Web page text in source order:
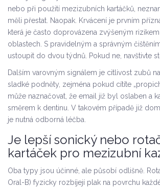
nebo při použití mezizubních kartáčků,
měli přestat. Naopak. Krvácení je prvním
která je často doprovázena zvýšeným
oblastech. S pravidelným a správným
ustoupit do dvou týdnů. Pokud ne, navštivte
Dalším varovným signálem je citlivost zubů
sladké podněty, zejména pokud cítíte
může naznačovat, že email již byl oslaben a
směrem k dentinu. V takovém případě již
je nutná odborná léčba.
Je lepší sonický nebo
kartáček pro mezizubní
Oba typy jsou účinné, ale působí odlišně.
Oral-B) fyzicky rozbíjejí plak na povrchu